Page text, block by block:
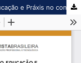
"Educar os educadores": Trabalho, Educação e Práxis no contexto dos Institutos Federais